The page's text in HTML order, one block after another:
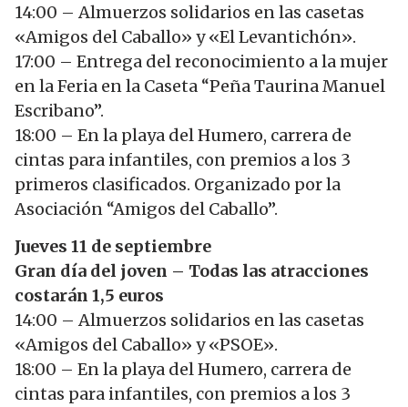
14:00 – Almuerzos solidarios en las casetas
«Amigos del Caballo» y «El Levantichón».
17:00 – Entrega del reconocimiento a la mujer
en la Feria en la Caseta “Peña Taurina Manuel
Escribano”.
18:00 – En la playa del Humero, carrera de
cintas para infantiles, con premios a los 3
primeros clasificados. Organizado por la
Asociación “Amigos del Caballo”.
Jueves 11 de septiembre
Gran día del joven – Todas las atracciones
costarán 1,5 euros
14:00 – Almuerzos solidarios en las casetas
«Amigos del Caballo» y «PSOE».
18:00 – En la playa del Humero, carrera de
cintas para infantiles, con premios a los 3